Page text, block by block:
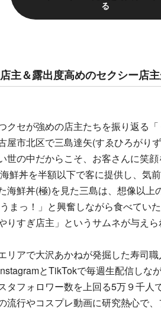
る
主＆露出度高めのセクシー店主
クセが強めの店主たちを振り返る「
屋市北区で三島達矢(すゑひろがり
世の中だからこそ、お客さんに笑
鮮丼を半額以下で客に提供し、気
海鮮丼(極)を見た三島は、想像以上
まっ！」と興奮しながら食べてい
すぎ店主」というサムネが与えら
リアで大沢あかねが発掘した寿司
とTikTokで毎週生配信しな
タフォロワー数を上回る5万９千人
流行やコスプレ動画に研究熱心で